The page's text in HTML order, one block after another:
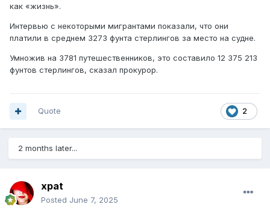
как «жизнь».
Интервью с некоторыми мигрантами показали, что они
платили в среднем 3273 фунта стерлингов за место на судне.
Умножив на 3781 путешественников, это составило 12 375 213
фунтов стерлингов, сказал прокурор.
2
Quote
2 months later...
xpat
Posted June 7, 2025